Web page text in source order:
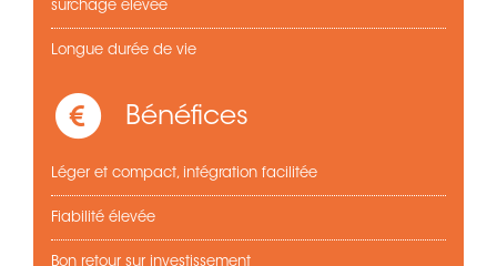
surchage élevée
Longue durée de vie
Bénéfices
Léger et compact, intégration facilitée
Fiabilité élevée
Bon retour sur investissement